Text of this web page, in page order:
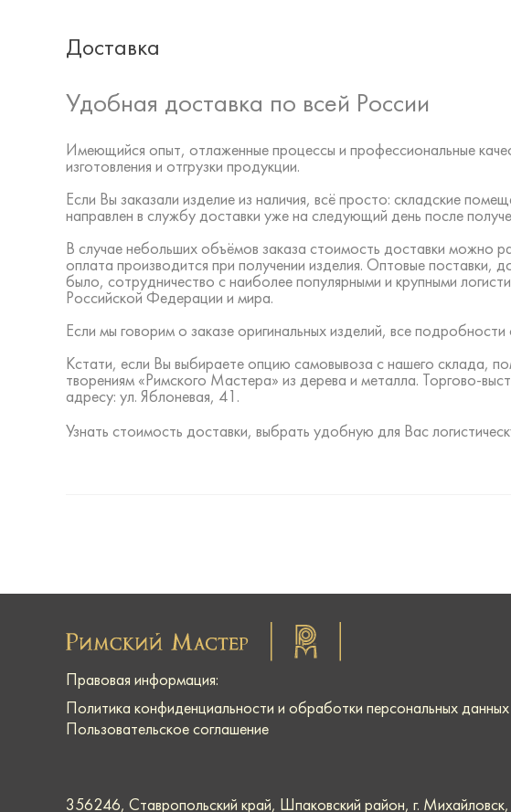
Доставка
Удобная доставка по всей России
Имеющийся опыт, отлаженные процессы и профессиональные
изготовления и отгрузки продукции.
Если Вы заказали изделие из наличия, всё просто: складские
направлен в службу доставки уже на следующий день после
В случае небольших объёмов заказа стоимость доставки можно
оплата производится при получении изделия. Оптовые поставки,
было, сотрудничество с наиболее популярными и крупными
Российской Федерации и мира.
Если мы говорим о заказе оригинальных изделий, все
Кстати, если Вы выбираете опцию самовывоза с нашего склада,
творениям «Римского Мастера» из дерева и металла. Торгово-
адресу: ул. Яблоневая, 41.
Узнать стоимость доставки, выбрать удобную для Вас
Правовая информация:
Политика конфиденциальности и обработки персональных данных
Пользовательское соглашение
356246, Ставропольский край, Шпаковский район, г. Михайловск,